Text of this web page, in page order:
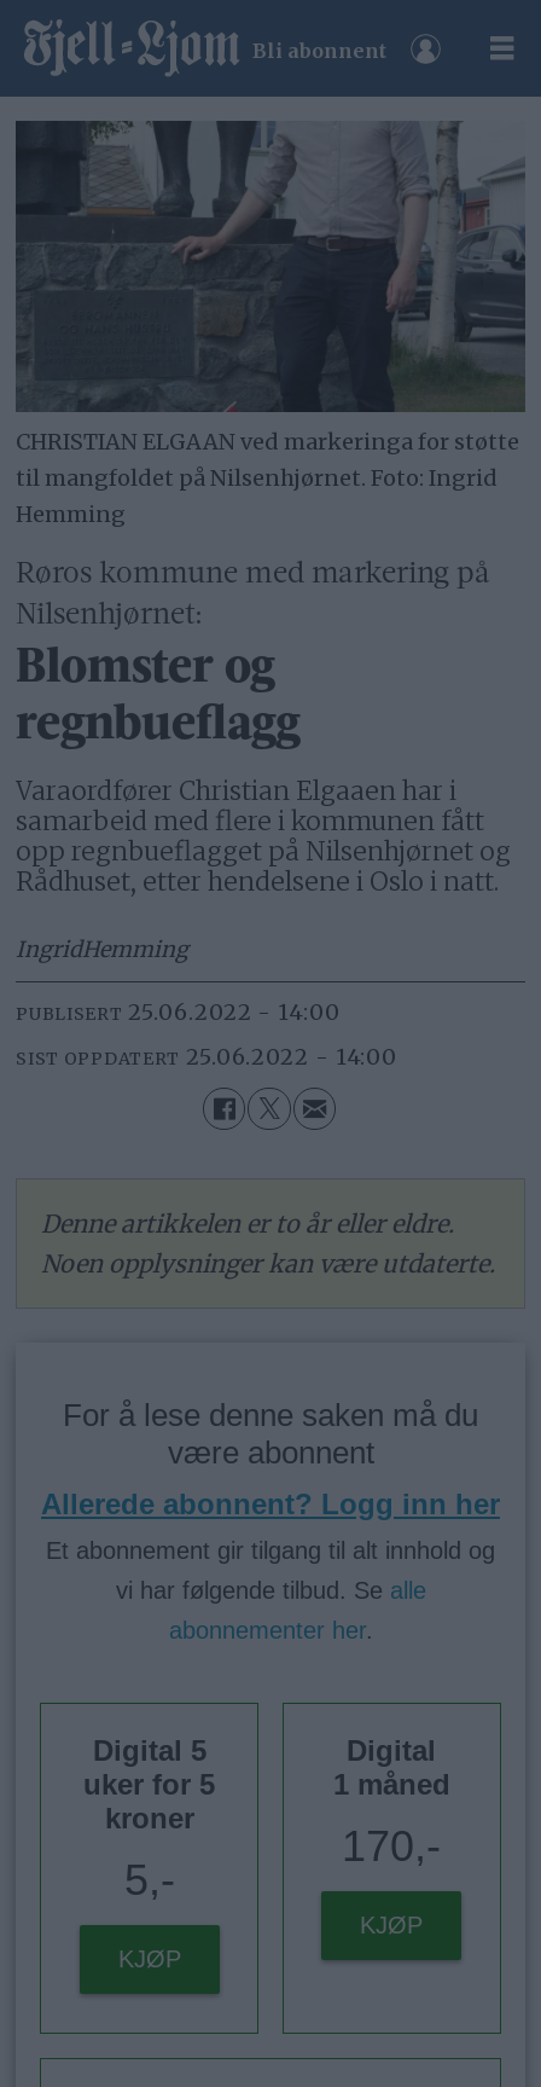
Bli abonnent
CHRISTIAN ELGAAN ved markeringa for støtte
til mangfoldet på Nilsenhjørnet. Foto: Ingrid
Hemming
Røros kommune med markering på
Nilsenhjørnet:
Blomster og
regnbueflagg
Varaordfører Christian Elgaaen har i
samarbeid med flere i kommunen fått
opp regnbueflagget på Nilsenhjørnet og
Rådhuset, etter hendelsene i Oslo i natt.
IngridHemming
PUBLISERT 25.06.2022 - 14:00
SIST OPPDATERT 25.06.2022 - 14:00
Denne artikkelen er to år eller eldre.
Noen opplysninger kan være utdaterte.
For å lese denne saken må du
være abonnent
Allerede abonnent? Logg inn her
Et abonnement gir tilgang til alt innhold og
vi har følgende tilbud. Se alle
abonnementer her.
Digital 5
uker for 5
kroner
5,-
KJØP
Digital
1 måned
170,-
KJØP